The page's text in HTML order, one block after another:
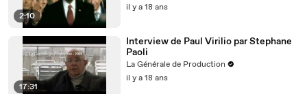
2:10
il y a 18 ans
17:31
Interview de Paul Virilio par Stephane
Paoli
La Générale de Production
il y a 18 ans